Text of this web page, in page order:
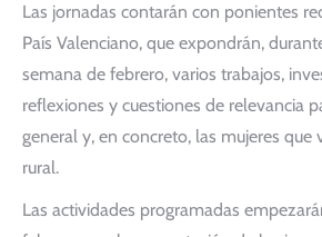
Las jornadas contarán con ponientes
País Valenciano, que expondrán,
semana de febrero, varios trabajos,
reflexiones y cuestiones de relevancia
general y, en concreto, las mujeres que
rural.
Las actividades programadas